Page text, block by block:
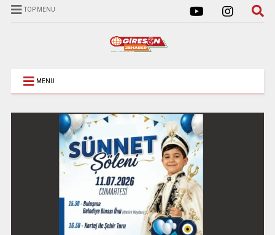
TOP MENU
MENU